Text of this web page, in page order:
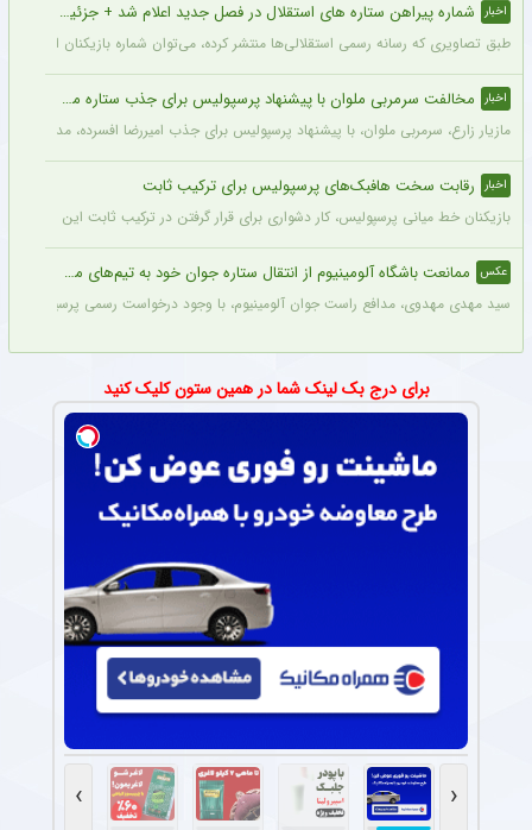
اخبار شماره پیراهن ستاره های استقلال در فصل جدید اعلام شد + جزئیات
طبق تصاویری که رسانه رسمی استقلالی‌ها منتشر کرده، می‌توان شماره بازیکنان این
اخبار مخالفت سرمربی ملوان با پیشنهاد پرسپولیس برای جذب ستاره محبوبش
مازیار زارع، سرمربی ملوان، با پیشنهاد پرسپولیس برای جذب امیررضا افسرده، مدافع
اخبار رقابت سخت هافبک‌های پرسپولیس برای ترکیب ثابت
بازیکنان خط میانی پرسپولیس، کار دشواری برای قرار گرفتن در ترکیب ثابت این تیم
عکس ممانعت باشگاه آلومینیوم از انتقال ستاره جوان خود به تیم‌های مدعی + عکس
سید مهدی مهدوی، مدافع راست جوان آلومینیوم، با وجود درخواست رسمی پرسپولیس،
برای درج بک لینک شما در همین ستون کلیک کنید
‹
›